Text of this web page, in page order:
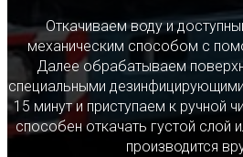
Откачиваем воду и
механическим способом с
Далее обрабатываем
специальными
15 минут и приступаем к ручной
способен откачать густой слой
производится